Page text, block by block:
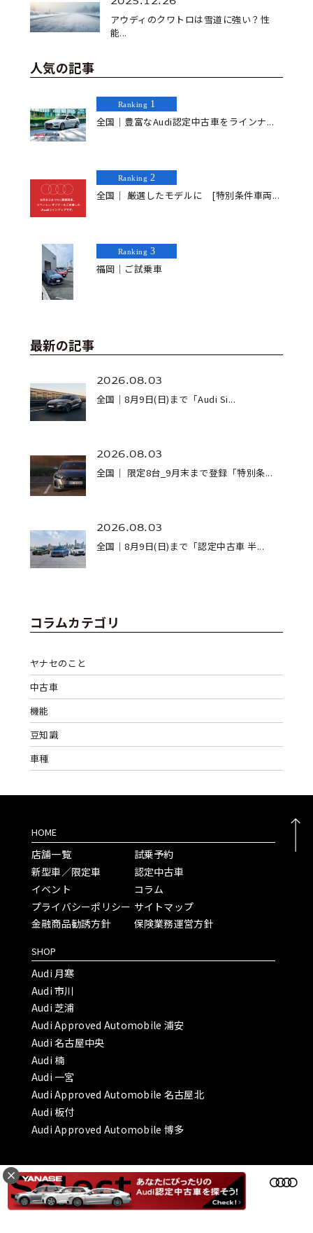
アウディのクワトロは雪道に強い？性
能...
人気の記事
Ranking 1
全国｜豊富なAudi認定中古車をラインナ...
Ranking 2
全国｜ 厳選したモデルに [特別条件車両...
Ranking 3
福岡｜ご試乗車
最新の記事
2026.08.03
全国｜8月9日(日)まで「Audi Si...
2026.08.03
全国｜ 限定8台_9月末まで登録「特別条...
2026.08.03
全国｜8月9日(日)まで「認定中古車 半...
コラムカテゴリ
ヤナセのこと
中古車
機能
豆知識
車種
HOME
店舗一覧
新型車／限定車
イベント
プライバシーポリシー
金融商品勧誘方針
試乗予約
認定中古車
コラム
サイトマップ
保険業務運営方針
SHOP
Audi 月寒
Audi 市川
Audi 芝浦
Audi Approved Automobile 浦安
Audi 名古屋中央
Audi 楠
Audi 一宮
Audi Approved Automobile 名古屋北
Audi 板付
Audi Approved Automobile 博多
Copyright © ヤナセオートモーティブ株式会社 All Rights Reserved.